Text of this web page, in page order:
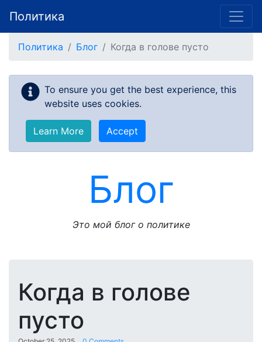
Политика
Политика Блог Когда в голове пусто
To ensure you get the best experience, this
website uses cookies.
Learn More Accept
Блог
Это мой блог о политике
Когда в голове
пусто